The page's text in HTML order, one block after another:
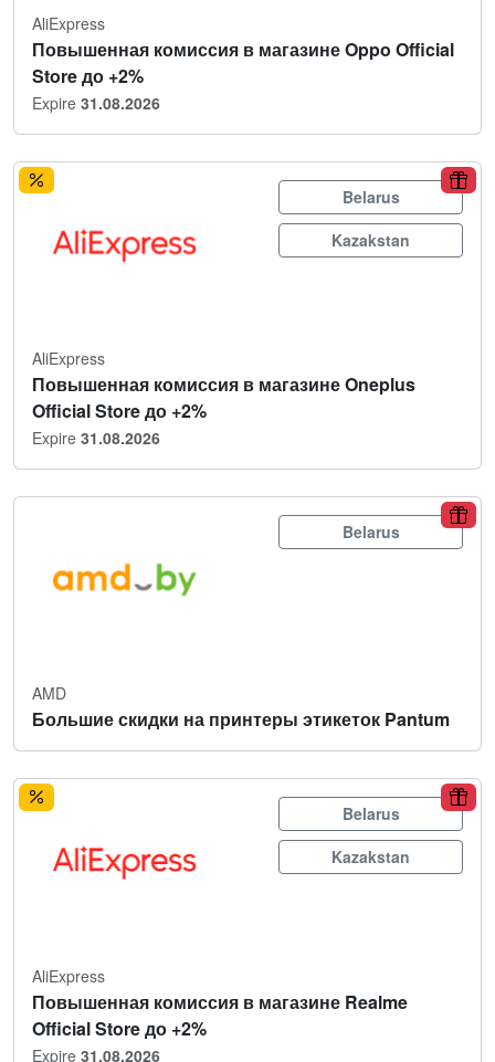
AliExpress
Повышенная комиссия в магазине Oppo Official
Store до +2%
Expire 31.08.2026
Belarus
Kazakstan
AliExpress
Повышенная комиссия в магазине Oneplus
Official Store до +2%
Expire 31.08.2026
Belarus
AMD
Большие скидки на принтеры этикеток Pantum
Belarus
Kazakstan
AliExpress
Повышенная комиссия в магазине Realme
Official Store до +2%
Expire 31.08.2026